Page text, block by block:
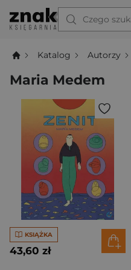
Czego
Katalog Autorzy
Maria Medem
KSIĄŻKA
43,60 zł